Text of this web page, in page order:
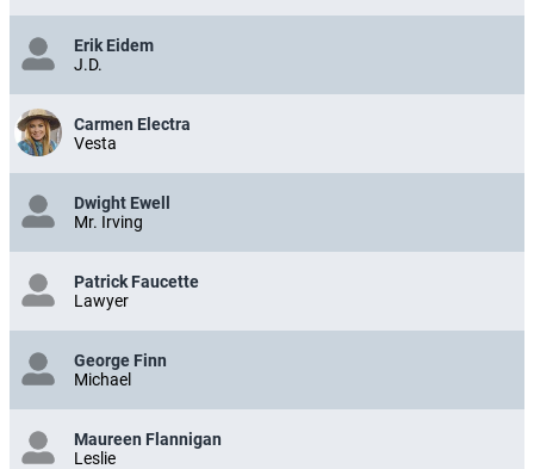
Erik Eidem
J.D.
Carmen Electra
Vesta
Dwight Ewell
Mr. Irving
Patrick Faucette
Lawyer
George Finn
Michael
Maureen Flannigan
Leslie